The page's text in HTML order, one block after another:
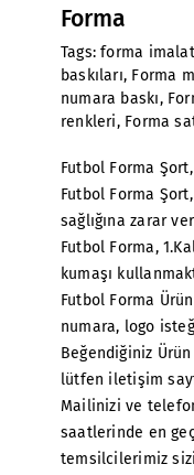
Forma
Tags:forma
baskıları, Forma
numara baskı,
renkleri, Forma
Futbol Forma Şort,
Futbol Forma
sağlığına zarar
Futbol Forma,
kumaşı
Futbol Forma
numara, logo
Beğendiğiniz
lütfen iletişim
Mailinizi ve telefon
saatlerinde en
temsilcilerimiz